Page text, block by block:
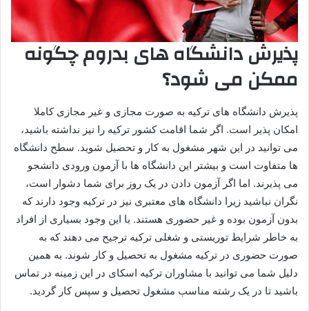
پذیرش دانشگاه های بدروم چگونه
ممکن می شود؟
پذیرش دانشگاه های ترکیه به صورت مجازی و غیر مجازی کاملا
امکان پذیر است. اگر شما اقامت کشور ترکیه را نیز نداشته باشید،
می توانید در این شهر مشغول به کار و تحصیل شوید. سطح دانشگاه
ها متفاوت است و بیشتر این دانشگاه ها با آزمون ورودی دانشجو
می پذیرند. اما اگر آزمون دادن در یک روز برای شما دشوار است،
نگران نباشید زیرا دانشگاه های معتبری نیز در ترکیه وجود دارند که
بدون آزمون بوده و غیر حضوری هستند. با این وجود بسیاری از افراد
به خاطر شرایط توریستی و شغلی ترکیه ترجیح می دهند که به
صورت حضوری در ترکیه مشغول به تحصیل و کار شوند. به همین
دلیل شما می توانید با مشاوران ترکیه اسکای در این زمینه در تماس
باشید تا در یک رشته مناسب مشغول تحصیل و سپس کار گردید.